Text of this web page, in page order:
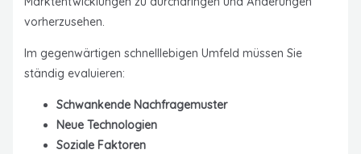
vorherzusehen.
Im gegenwärtigen schnelllebigen Umfeld müssen Sie
ständig evaluieren:
Schwankende Nachfragemuster
Neue Technologien
Soziale Faktoren